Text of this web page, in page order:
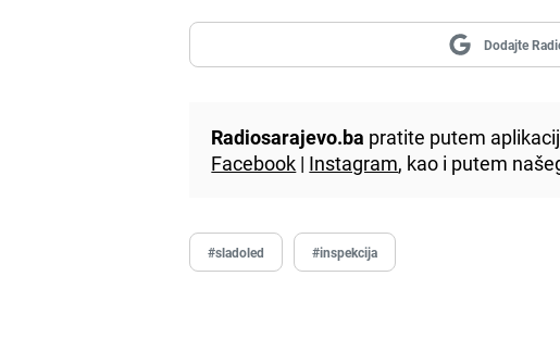
Dodajte
Radiosarajevo.ba pratite putem
Facebook | Instagram, kao i putem
#sladoled #inspekcija